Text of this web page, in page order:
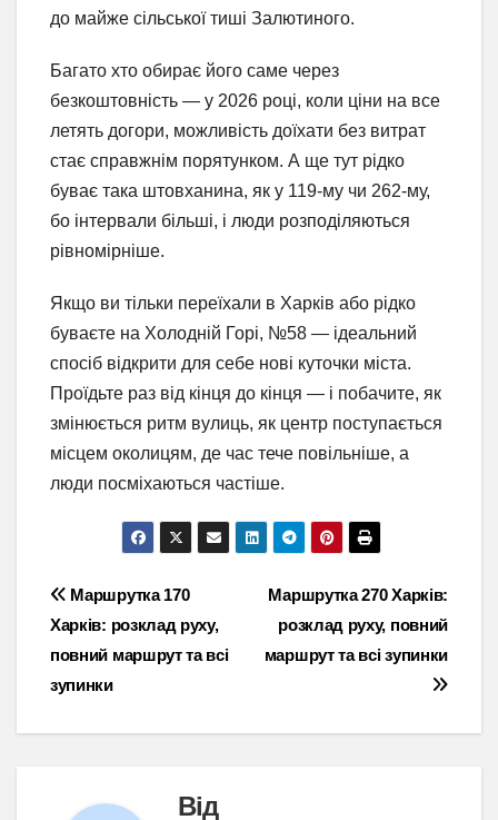
до майже сільської тиші Залютиного.
Багато хто обирає його саме через
безкоштовність — у 2026 році, коли ціни на все
летять догори, можливість доїхати без витрат
стає справжнім порятунком. А ще тут рідко
буває така штовханина, як у 119-му чи 262-му,
бо інтервали більші, і люди розподіляються
рівномірніше.
Якщо ви тільки переїхали в Харків або рідко
буваєте на Холодній Горі, №58 — ідеальний
спосіб відкрити для себе нові куточки міста.
Проїдьте раз від кінця до кінця — і побачите, як
змінюється ритм вулиць, як центр поступається
місцем околицям, де час тече повільніше, а
люди посміхаються частіше.
Навігація
записів
Маршрутка 270 Харків:
розклад руху, повний
маршрут та всі зупинки
Маршрутка 170
Харків: розклад руху,
повний маршрут та всі
зупинки
Від